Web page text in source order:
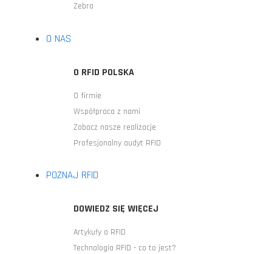
Zebra
O NAS
O RFID POLSKA
O firmie
Współpraca z nami
Zobacz nasze realizacje
Profesjonalny audyt RFID
POZNAJ RFID
DOWIEDZ SIĘ WIĘCEJ
Artykuły o RFID
Technologia RFID - co to jest?